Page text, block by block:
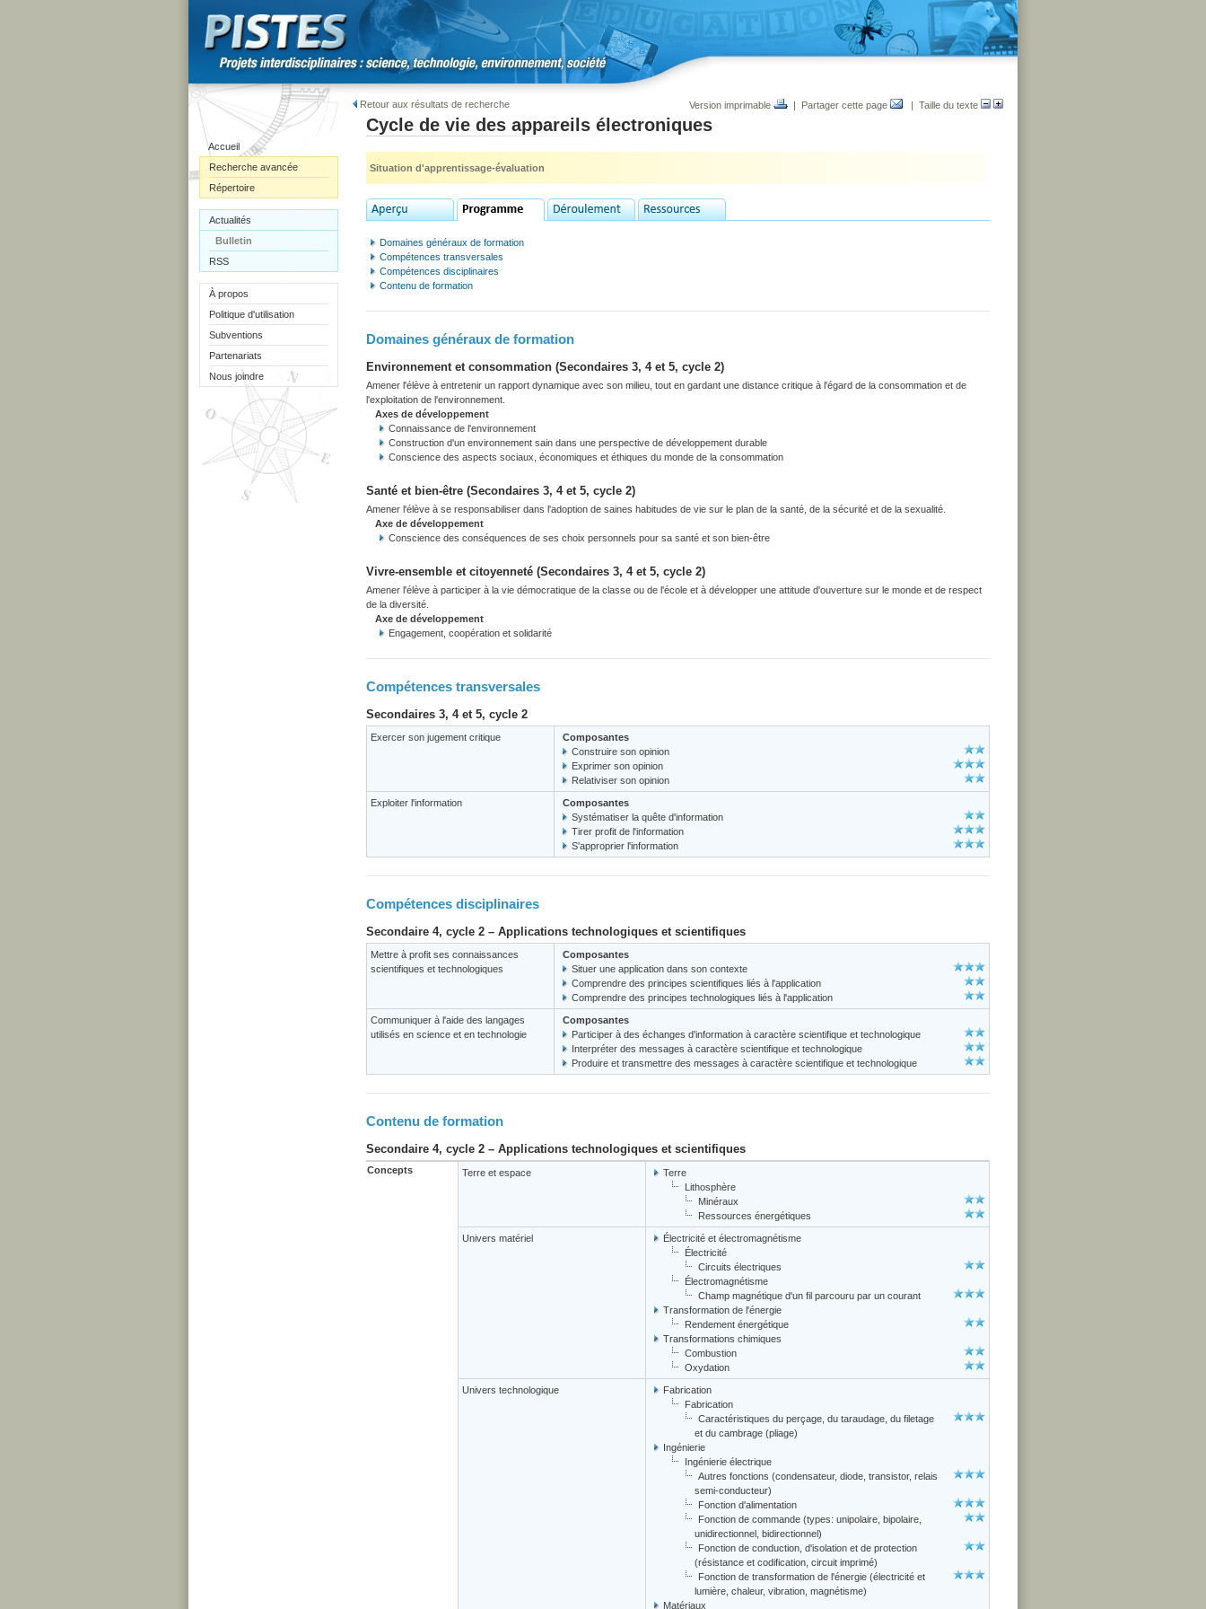
Accueil
Recherche avancée
Répertoire
Actualités
Bulletin
RSS
À propos
Politique d'utilisation
Subventions
Partenariats
Nous joindre
Retour aux résultats de recherche Version imprimable | Partager cette page | Taille du texte
Cycle de vie des appareils électroniques
Situation d'apprentissage-évaluation
Domaines généraux de formation
Compétences transversales
Compétences disciplinaires
Contenu de formation
Domaines généraux de formation
Environnement et consommation (Secondaires 3, 4 et 5, cycle 2)
Amener l'élève à entretenir un rapport dynamique avec son milieu, tout en gardant une distance critique à l'égard de la consommation et de
l'exploitation de l'environnement.
Axes de développement
Connaissance de l'environnement
Construction d'un environnement sain dans une perspective de développement durable
Conscience des aspects sociaux, économiques et éthiques du monde de la consommation
Santé et bien-être (Secondaires 3, 4 et 5, cycle 2)
Amener l'élève à se responsabiliser dans l'adoption de saines habitudes de vie sur le plan de la santé, de la sécurité et de la sexualité.
Axe de développement
Conscience des conséquences de ses choix personnels pour sa santé et son bien-être
Vivre-ensemble et citoyenneté (Secondaires 3, 4 et 5, cycle 2)
Amener l'élève à participer à la vie démocratique de la classe ou de l'école et à développer une attitude d'ouverture sur le monde et de respect
de la diversité.
Axe de développement
Engagement, coopération et solidarité
Compétences transversales
Secondaires 3, 4 et 5, cycle 2
Exercer son jugement critique
Composantes
Construire son opinion
Exprimer son opinion
Relativiser son opinion
Exploiter l'information
Composantes
Systématiser la quête d'information
Tirer profit de l'information
S'approprier l'information
Compétences disciplinaires
Secondaire 4, cycle 2 – Applications technologiques et scientifiques
Mettre à profit ses connaissances
scientifiques et technologiques
Composantes
Situer une application dans son contexte
Comprendre des principes scientifiques liés à l'application
Comprendre des principes technologiques liés à l'application
Communiquer à l'aide des langages
utilisés en science et en technologie
Composantes
Participer à des échanges d'information à caractère scientifique et technologique
Interpréter des messages à caractère scientifique et technologique
Produire et transmettre des messages à caractère scientifique et technologique
Contenu de formation
Secondaire 4, cycle 2 – Applications technologiques et scientifiques
Concepts Terre et espace
Terre
Lithosphère
Minéraux
Ressources énergétiques
Univers matériel
Électricité et électromagnétisme
Électricité
Circuits électriques
Électromagnétisme
Champ magnétique d'un fil parcouru par un courant
Transformation de l'énergie
Rendement énergétique
Transformations chimiques
Combustion
Oxydation
Univers technologique
Fabrication
Fabrication
Caractéristiques du perçage, du taraudage, du filetage
et du cambrage (pliage)
Ingénierie
Ingénierie électrique
Autres fonctions (condensateur, diode, transistor, relais
semi-conducteur)
Fonction d'alimentation
Fonction de commande (types: unipolaire, bipolaire,
unidirectionnel, bidirectionnel)
Fonction de conduction, d'isolation et de protection
(résistance et codification, circuit imprimé)
Fonction de transformation de l'énergie (électricité et
lumière, chaleur, vibration, magnétisme)
Matériaux